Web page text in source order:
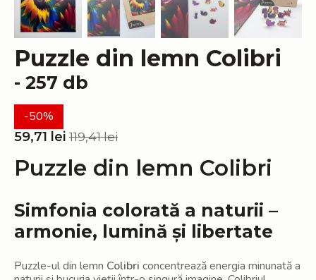
Puzzle din lemn Colibri
- 257 db
-50%
119,41lei
Prețul
inițial
a
119,41 lei.
59,71 lei
Prețul
curent
este:
Puzzle din lemn Colibri
Simfonia colorată a naturii –
armonie, lumină și libertate
Puzzle-ul din lemn Colibri concentrează energia minunată a